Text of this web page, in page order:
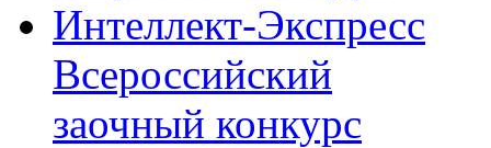
Интеллект-Экспресс
Всероссийский
заочный конкурс